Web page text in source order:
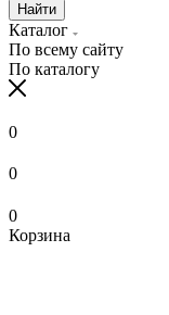
Найти
Каталог
По всему сайту
По каталогу
0
0
0
Корзина